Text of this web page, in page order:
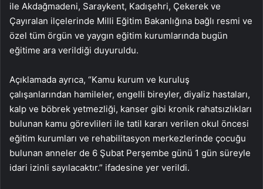
ile Akdağmadeni, Saraykent, Kadışehri, Çekerek ve
Çayıralan ilçelerinde Milli Eğitim Bakanlığına bağlı resmi ve
özel tüm örgün ve yaygın eğitim kurumlarında bugün
eğitime ara verildiği duyuruldu.
Açıklamada ayrıca, “Kamu kurum ve kuruluş
çalışanlarından hamileler, engelli bireyler, diyaliz hastaları,
kalp ve böbrek yetmezliği, kanser gibi kronik rahatsızlıkları
bulunan kamu görevlileri ile tatil kararı verilen okul öncesi
eğitim kurumları ve rehabilitasyon merkezlerinde çocuğu
bulunan anneler de 6 Şubat Perşembe günü 1 gün süreyle
idari izinli sayılacaktır.” ifadesine yer verildi.